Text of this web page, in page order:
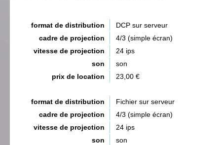
format de distribution
DCP sur serveur
cadre de projection
4/3 (simple écran)
vitesse de projection
24 ips
son
son
prix de location
23,00 €
format de distribution
Fichier sur serveur
cadre de projection
4/3 (simple écran)
vitesse de projection
24 ips
son
son